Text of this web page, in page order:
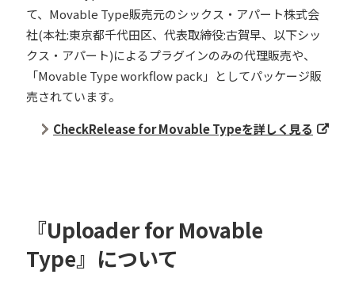
て、Movable Type販売元のシックス・アパート株式会
社(本社:東京都千代田区、代表取締役:古賀早、以下シッ
クス・アパート)によるプラグインのみの代理販売や、
「Movable Type workflow pack」としてパッケージ販
売されています。
CheckRelease for Movable Typeを詳しく見る
『Uploader for Movable
Type』について